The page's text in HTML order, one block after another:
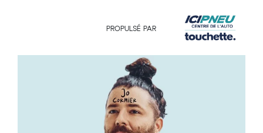
PROPULSÉ PAR
Dans toutes les formes d’art, l’esquisse est un
secret bien gardé, rarement affichée, plutôt
cachée comme un puits d'eau potable dans
lequel l’artiste s’abreuve lors de ses
sécheresses mentales. En humour, l’art du